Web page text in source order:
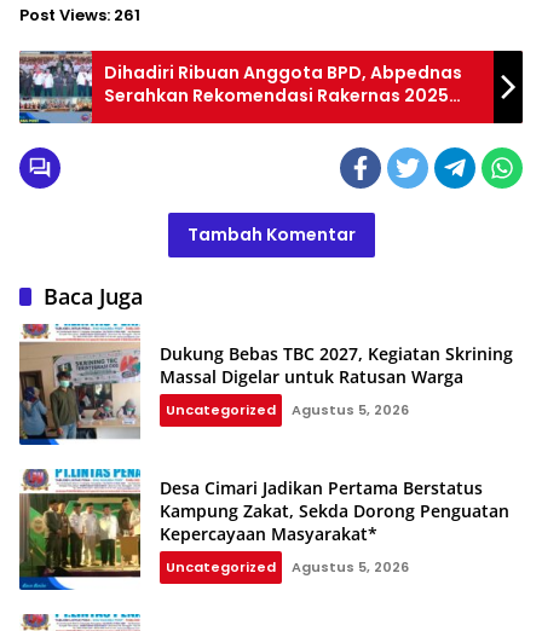
Post Views: 261
Dihadiri Ribuan Anggota BPD, Abpednas
Serahkan Rekomendasi Rakernas 2025
Kepada Jamintel dan Tiga Kementerian
Tambah Komentar
Baca Juga
Dukung Bebas TBC 2027, Kegiatan Skrining
Massal Digelar untuk Ratusan Warga
Uncategorized Agustus 5, 2026
Desa Cimari Jadikan Pertama Berstatus
Kampung Zakat, Sekda Dorong Penguatan
Kepercayaan Masyarakat*
Uncategorized Agustus 5, 2026